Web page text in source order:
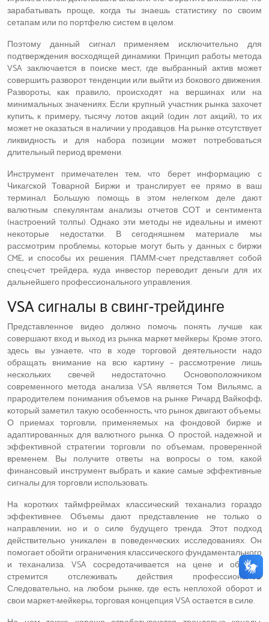
зарабатывать проще, когда ты знаешь статистику по своим
сетапам или по портфелю систем в целом.
Поэтому данный сигнал применяем исключительно для
подтверждения восходящей динамики. Принцип работы метода
VSA заключается в поиске мест, где выбранный актив может
совершить разворот тенденции или выйти из бокового движения.
Развороты, как правило, происходят на вершинах или на
минимальных значениях. Если крупный участник рынка захочет
купить, к примеру, тысячу лотов акций (один лот акций), то их
может не оказаться в наличии у продавцов. На рынке отсутствует
ликвидность и для набора позиции может потребоваться
длительный период времени.
Инструмент примечателен тем, что берет информацию с
Чикагской Товарной Биржи и транслирует ее прямо в ваш
терминал. Большую помощь в этом нелегком деле дают
валютным спекулянтам анализы отчетов СОТ и сентимента
(настроений толпы). Однако эти методы не идеальны и имеют
некоторые недостатки. В сегодняшнем материале мы
рассмотрим проблемы, которые могут быть у данных с биржи
CME, и способы их решения. ПАММ-счет представляет собой
спец-счет трейдера, куда инвестор переводит деньги для их
дальнейшего профессионального управления.
VSA сигналы в свинг-трейдинге
Представленное видео должно помочь понять лучше как
совершают вход и выход из рынка маркет мейкеры. Кроме этого,
здесь вы узнаете, что в ходе торговой деятельности надо
обращать внимание на всю картину – рассмотрение лишь
нескольких свечей недостаточно. Основоположником
современного метода анализа VSA является Том Вильямс, а
прародителем понимания объемов на рынке Ричард Вайкофф,
который заметил такую особенность, что рынок двигают объемы.
О приемах торговли, применяемых на фондовой бирже и
адаптированных для валютного рынка. О простой, надежной и
эффективной стратегии торговли по объемам, проверенной
временем. Вы получите ответы на вопросы о том, какой
финансовый инструмент выбрать и какие самые эффективные
сигналы для торговли использовать.
На коротких таймфреймах классический теханализ гораздо
эффективнее. Объемы дают представление не только о
направлении, но и о силе будущего тренда. Этот подход
действительно уникален в поведенческих исследованиях. Он
помогает обойти ограничения классического фундаментального
и теханализа. VSA сосредотачивается на цене и объеме,
стремится отслеживать действия профессионалов.
Следовательно, на любом рынке, где есть неплохой оборот и
свои маркет-мейкеры, торговая концепция VSA остается в силе.